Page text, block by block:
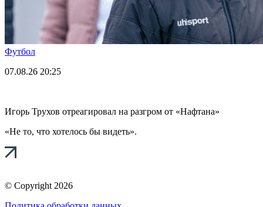
Футбол
07.08.26 20:25
Игорь Трухов отреагировал на разгром от «Нафтана»
«Не то, что хотелось бы видеть».
© Copyright 2026